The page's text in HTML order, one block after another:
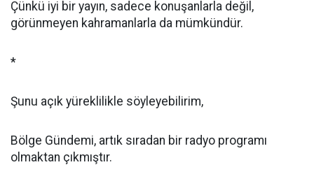
Çünkü iyi bir yayın, sadece konuşanlarla değil,
görünmeyen kahramanlarla da mümkündür.
*
Şunu açık yüreklilikle söyleyebilirim,
Bölge Gündemi, artık sıradan bir radyo programı
olmaktan çıkmıştır.